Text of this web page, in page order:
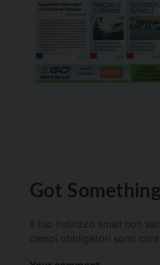
Got
Il tuo indirizzo email non
campi obbligatori sono